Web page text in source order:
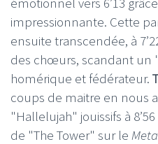
impressionnante. Cette
ensuite transcendée, à
des chœurs, scandant un
homérique et fédérateur.
coups de maitre en nous
"Hallelujah" jouissifs à
de "The Tower" sur le